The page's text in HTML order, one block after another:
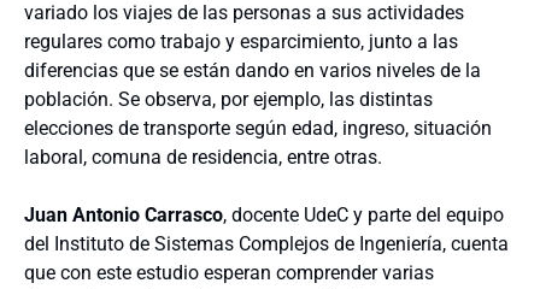
variado los viajes de las personas a sus actividades
regulares como trabajo y esparcimiento, junto a las
diferencias que se están dando en varios niveles de la
población. Se observa, por ejemplo, las distintas
elecciones de transporte según edad, ingreso, situación
laboral, comuna de residencia, entre otras.
Juan Antonio Carrasco, docente UdeC y parte del equipo
del Instituto de Sistemas Complejos de Ingeniería, cuenta
que con este estudio esperan comprender varias